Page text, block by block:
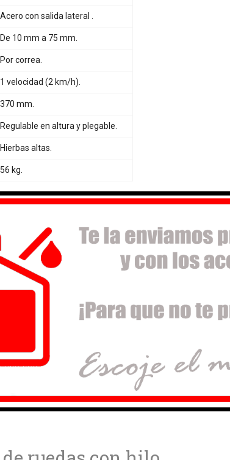
Acero con salida lateral .
De 10 mm a 75 mm.
Por correa.
1 velocidad (2 km/h).
370 mm.
Regulable en altura y plegable.
Hierbas altas.
56 kg.